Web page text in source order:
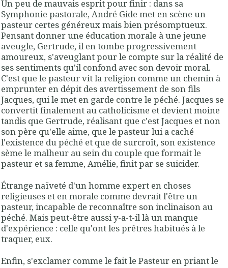
Un peu de mauvais esprit pour finir : dans sa
Symphonie pastorale, André Gide met en scène un
pasteur certes généreux mais bien présomptueux.
Pensant donner une éducation morale à une jeune
aveugle, Gertrude, il en tombe progressivement
amoureux, s'aveuglant pour le compte sur la réalité de
ses sentiments qu'il confond avec son devoir moral.
C'est que le pasteur vit la religion comme un chemin à
emprunter en dépit des avertissement de son fils
Jacques, qui le met en garde contre le péché. Jacques se
convertit finalement au catholicisme et devient moine
tandis que Gertrude, réalisant que c'est Jacques et non
son père qu'elle aime, que le pasteur lui a caché
l'existence du péché et que de surcroît, son existence
sème le malheur au sein du couple que formait le
pasteur et sa femme, Amélie, finit par se suicider.
Étrange naïveté d'un homme expert en choses
religieuses et en morale comme devrait l'être un
pasteur, incapable de reconnaître son inclinaison au
péché. Mais peut-être aussi y-a-t-il là un manque
d'expérience : celle qu'ont les prêtres habitués à le
traquer, eux.
Enfin, s'exclamer comme le fait le Pasteur en priant le